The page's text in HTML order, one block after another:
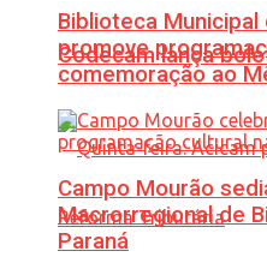
Codecam lança
Biblioteca
promove
comemoração ao
Campo Mourão
Macrorregional de
Paraná